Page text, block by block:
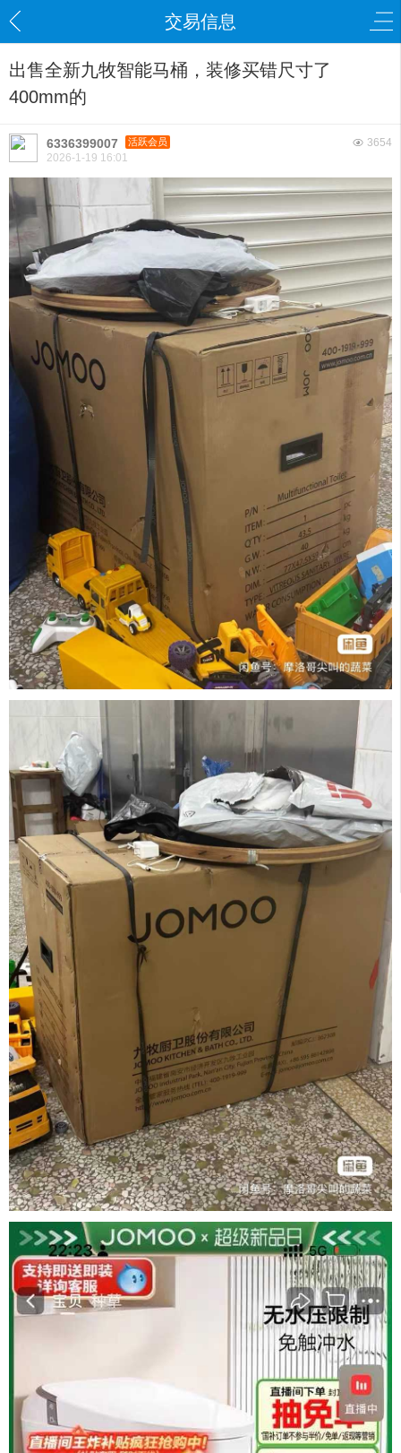
交易信息
出售全新九牧智能马桶，装修买错尺寸了
400mm的
3654
6336399007 活跃会员
2026-1-19 16:01